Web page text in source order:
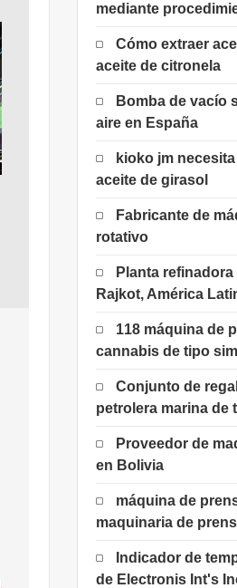
mediante
Cómo extraer
aceite de citronela
Bomba de vacío
aire en España
kioko jm
aceite de girasol
Fabricante de
rotativo
Planta
Rajkot, América
118 máquina de
cannabis de tipo
Conjunto de
petrolera marina de
Proveedor de
en Bolivia
máquina de
maquinaria de
Indicador de
de Electronis Int's